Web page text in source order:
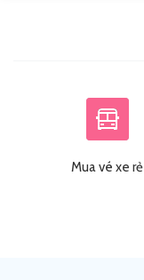
Mua vé xe rẻ